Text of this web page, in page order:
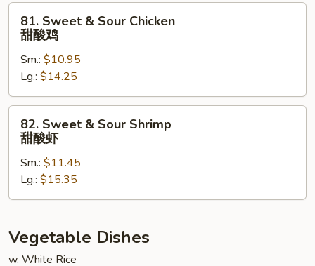
酸
Sweet
Sour
Chicken
甜
酸
81. Sweet & Sour Chicken
甜酸鸡
Sm.: $10.95
Lg.: $14.25
Sweet
Sour
Shrimp
甜
虾
82. Sweet & Sour Shrimp
甜酸虾
Sm.: $11.45
Lg.: $15.35
Vegetable Dishes
w. White Rice